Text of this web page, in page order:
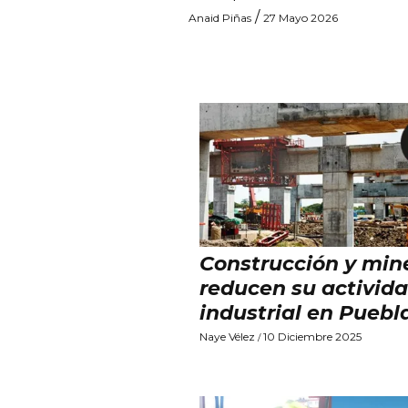
Anaid Piñas / 27 Mayo 2026
Construcción y
reducen su
industrial en
Naye Vélez /10 Diciembre 2025